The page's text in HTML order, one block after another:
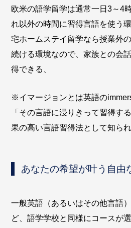
欧米の語学留学は通常一日3～4
れ以外の時間に習得言語を使う
宅ホームステイ留学なら授業外
続ける環境なので、家族との会
得できる、
※イマージョンとは英語の
「その言語に浸りきって習得す
果の高い言語習得法として知られ
あなたの希望が叶う自由
一般英語（あるいはその他言語
ど、語学学校と同様にコースが